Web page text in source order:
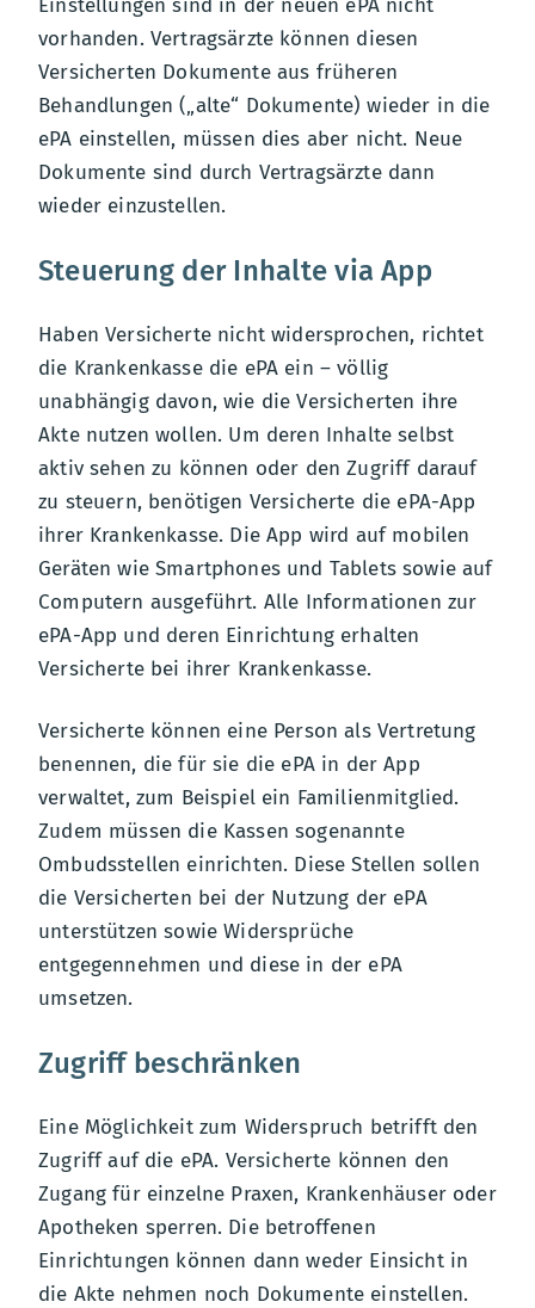
Einstellungen sind in der neuen ePA nicht
vorhanden. Vertragsärzte können diesen
Versicherten Dokumente aus früheren
Behandlungen („alte“ Dokumente) wieder in die
ePA einstellen, müssen dies aber nicht. Neue
Dokumente sind durch Vertragsärzte dann
wieder einzustellen.
Steuerung der Inhalte via App
Haben Versicherte nicht widersprochen, richtet
die Krankenkasse die ePA ein – völlig
unabhängig davon, wie die Versicherten ihre
Akte nutzen wollen. Um deren Inhalte selbst
aktiv sehen zu können oder den Zugriff darauf
zu steuern, benötigen Versicherte die ePA-App
ihrer Krankenkasse. Die App wird auf mobilen
Geräten wie Smartphones und Tablets sowie auf
Computern ausgeführt. Alle Informationen zur
ePA-App und deren Einrichtung erhalten
Versicherte bei ihrer Krankenkasse.
Versicherte können eine Person als Vertretung
benennen, die für sie die ePA in der App
verwaltet, zum Beispiel ein Familienmitglied.
Zudem müssen die Kassen sogenannte
Ombudsstellen einrichten. Diese Stellen sollen
die Versicherten bei der Nutzung der ePA
unterstützen sowie Widersprüche
entgegennehmen und diese in der ePA
umsetzen.
Zugriff beschränken
Eine Möglichkeit zum Widerspruch betrifft den
Zugriff auf die ePA. Versicherte können den
Zugang für einzelne Praxen, Krankenhäuser oder
Apotheken sperren. Die betroffenen
Einrichtungen können dann weder Einsicht in
die Akte nehmen noch Dokumente einstellen.